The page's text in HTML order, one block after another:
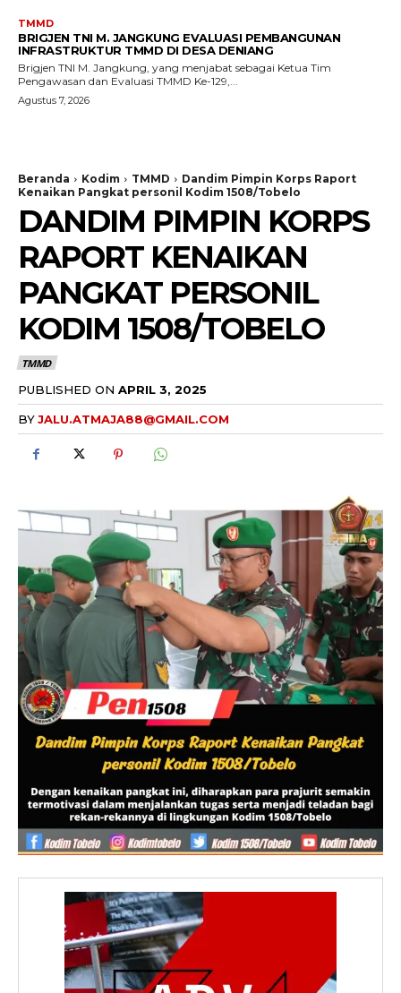
TMMD
BRIGJEN TNI M. JANGKUNG EVALUASI PEMBANGUNAN
INFRASTRUKTUR TMMD DI DESA DENIANG
Brigjen TNI M. Jangkung, yang menjabat sebagai Ketua Tim
Pengawasan dan Evaluasi TMMD Ke-129,...
Agustus 7, 2026